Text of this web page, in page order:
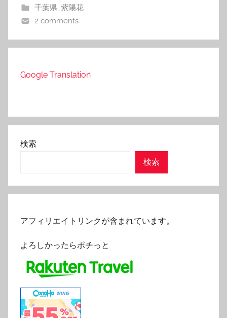
千葉県, 紫陽花
2 comments
Google Translation
検索
検索
アフィリエイトリンクが含まれています。
よろしかったらポチっと